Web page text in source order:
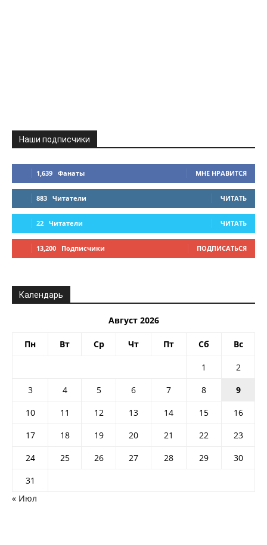
Наши подписчики
1,639 Фанаты МНЕ НРАВИТСЯ
883 Читатели ЧИТАТЬ
22 Читатели ЧИТАТЬ
13,200 Подписчики ПОДПИСАТЬСЯ
Календарь
Август 2026
Пн Вт Ср Чт Пт Сб Вс
1
2
3
4 5 6 7 8
9
10
11 12 13 14 15
16
17
18 19 20 21 22
23
24
25 26 27 28 29
30
31
« Июл